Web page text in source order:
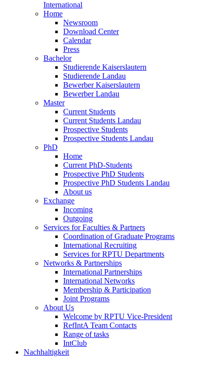
International
Home
Newsroom
Download Center
Calendar
Press
Bachelor
Studierende Kaiserslautern
Studierende Landau
Bewerber Kaiserslautern
Bewerber Landau
Master
Current Students
Current Students Landau
Prospective Students
Prospective Students Landau
PhD
Home
Current PhD-Students
Prospective PhD Students
Prospective PhD Students Landau
About us
Exchange
Incoming
Outgoing
Services for Faculties & Partners
Coordination of Graduate Programs
International Recruiting
Services for RPTU Departments
Networks & Partnerships
International Partnerships
International Networks
Membership & Participation
Joint Programs
About Us
Welcome by RPTU Vice-President
RefIntA Team Contacts
Range of tasks
IntClub
Nachhaltigkeit